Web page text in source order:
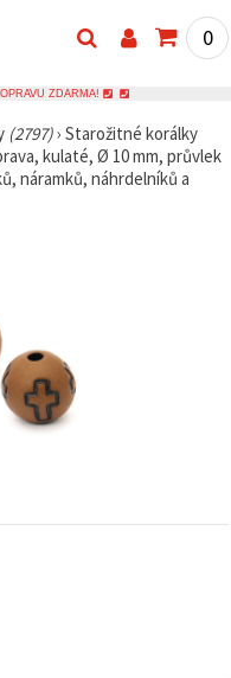
0
ZDARMA!
(2797)› Starožitné korálky
kulaté, Ø 10 mm, průvlek
náramků, náhrdelníků a